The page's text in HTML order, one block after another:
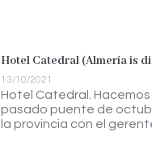
Hotel Catedral (Almería is
13/10/2021
Hotel Catedral.
pasado puente de
la provincia con el